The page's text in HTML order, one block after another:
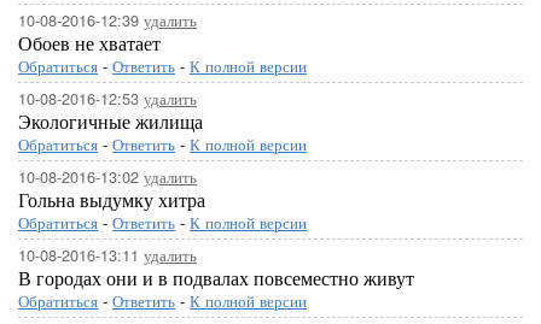
10-08-2016-12:39 удалить
Обоев не хватает
Обратиться - Ответить - К полной версии
10-08-2016-12:53 удалить
Экологичные жилища
Обратиться - Ответить - К полной версии
10-08-2016-13:02 удалить
Гольна выдумку хитра
Обратиться - Ответить - К полной версии
10-08-2016-13:11 удалить
В городах они и в подвалах повсеместно живут
Обратиться - Ответить - К полной версии